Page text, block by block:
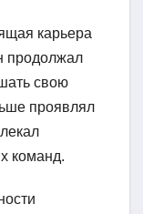
карьера
продолжал
свою
проявлял
команд.